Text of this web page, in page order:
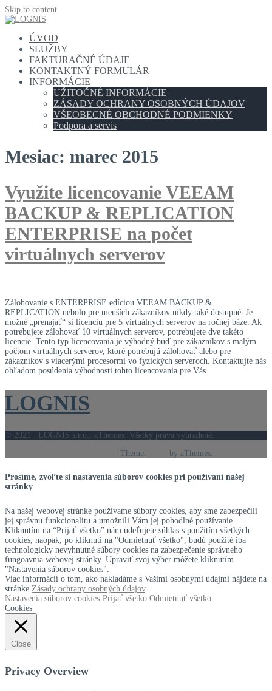
Skip to content
ÚVOD
SLUŽBY
FAKTURAČNÉ ÚDAJE
KONTAKTNÝ FORMULÁR
INFORMÁCIE
UŽITOČNÉ INFORMÁCIE
ZÁSADY OCHRANY OSOBNÝCH ÚDAJOV
VŠEOBECNÉ OBCHODNÉ PODMIENKY
Podpora a servis
Mesiac: marec 2015
Využite licencovanie VEEAM
BACKUP & REPLICATION
ENTERPRISE na počet
virtuálnych serverov
Zálohovanie s ENTERPRISE edíciou VEEAM BACKUP &
REPLICATION nebolo pre menších zákazníkov nikdy také dostupné. Je
možné „prenajať“ si licenciu pre 5 virtuálnych serverov na ročnej báze. Ak
potrebujete zálohovať 10 virtuálnych serverov, potrebujete dve takéto
licencie. Tento typ licencovania je výhodný buď pre zákazníkov s malým
počtom virtuálnych serverov, ktoré potrebujú zálohovať alebo pre
zákazníkov s viacerými procesormi vo fyzických serveroch. Kontaktujte nás
ohľadom posúdenia výhodnosti tohto licencovania pre Vás.
LOGNIS
© 2021 LOGNIS s.r.o., aThemes. Všetky práva vyhradené.
Theme: by aThemes.
Prosíme, zvoľte si nastavenia súborov cookies pri používaní našej
stránky
Na našej webovej stránke používame súbory cookies, aby sme zabezpečili
jej správnu funkcionalitu a umožnili Vám jej pohodlné používanie.
Kliknutím na “Prijať všetko” nám udeľujete súhlas s použitím všetkých
cookies, naopak, po kliknutí na "Odmietnuť všetko", budú použité iba
technologicky nevyhnutné súbory cookies na zabezpečenie správneho
fungoavnia webovej stránky. Upraviť svoj výber môžete kliknutím
"Nastavenia súborov cookies".
Viac informácií o tom, ako nakladáme s Vašimi osobnými údajmi nájdete na
stránke Zásady ochrany osobných údajov.
Nastavenia súborov cookies Prijať všetko Odmietnuť všetko
Cookies
Close
Privacy Overview